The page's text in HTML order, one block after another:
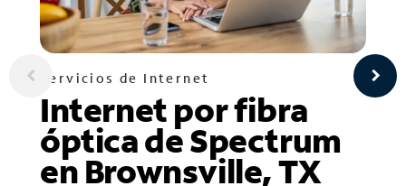
Servicios de Internet
Internet por fibra
óptica de Spectrum
en Brownsville, TX